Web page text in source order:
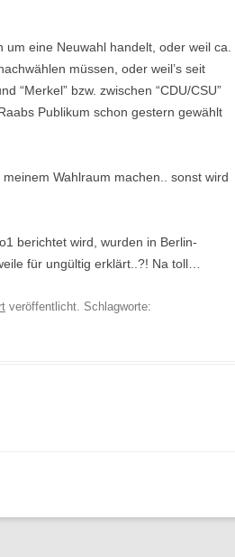
um eine Neuwahl handelt, oder weil ca.
müssen, oder weil’s seit
“Merkel” bzw. zwischen “CDU/CSU”
Publikum schon gestern gewählt
Wahlraum machen.. sonst wird
berichtet wird, wurden in Berlin-
für ungültig erklärt..?! Na toll…
veröffentlicht. Schlagworte: